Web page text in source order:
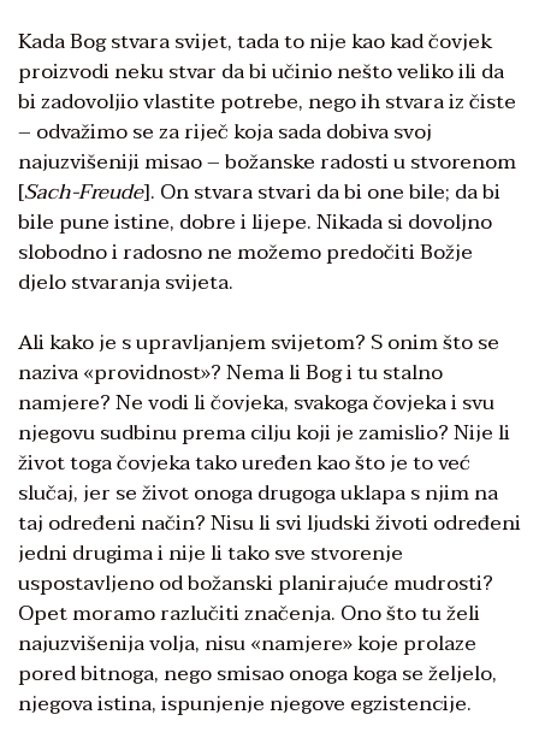
Kada Bog stvara svijet, tada to nije kao kad čovjek
proizvodi neku stvar da bi učinio nešto veliko ili da
bi zadovoljio vlastite potrebe, nego ih stvara iz čiste
– odvažimo se za riječ koja sada dobiva svoj
najuzvišeniji misao – božanske radosti u stvorenom
[Sach-Freude]. On stvara stvari da bi one bile; da bi
bile pune istine, dobre i lijepe. Nikada si dovoljno
slobodno i radosno ne možemo predočiti Božje
djelo stvaranja svijeta.
Ali kako je s upravljanjem svijetom? S onim što se
naziva «providnost»? Nema li Bog i tu stalno
namjere? Ne vodi li čovjeka, svakoga čovjeka i svu
njegovu sudbinu prema cilju koji je zamislio? Nije li
život toga čovjeka tako uređen kao što je to već
slučaj, jer se život onoga drugoga uklapa s njim na
taj određeni način? Nisu li svi ljudski životi određeni
jedni drugima i nije li tako sve stvorenje
uspostavljeno od božanski planirajuće mudrosti?
Opet moramo razlučiti značenja. Ono što tu želi
najuzvišenija volja, nisu «namjere» koje prolaze
pored bitnoga, nego smisao onoga koga se željelo,
njegova istina, ispunjenje njegove egzistencije.